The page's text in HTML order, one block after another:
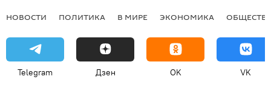
НОВОСТИ ПОЛИТИКА В МИРЕ ЭКОНОМИКА
Telegram Дзен OK VK